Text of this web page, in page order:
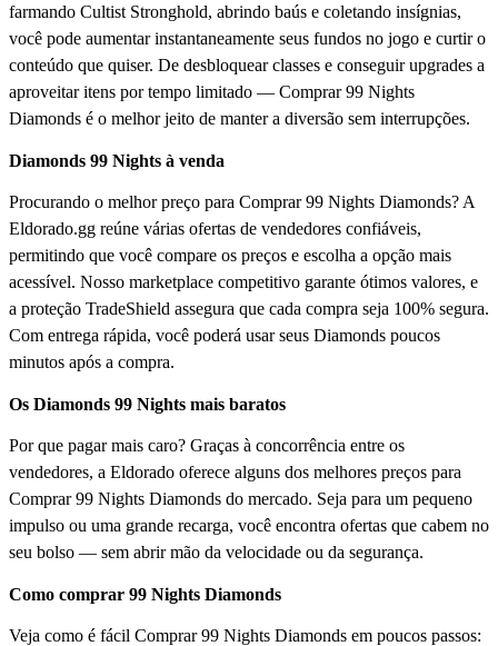
farmando Cultist Stronghold, abrindo baús e coletando insígnias,
você pode aumentar instantaneamente seus fundos no jogo e curtir o
conteúdo que quiser. De desbloquear classes e conseguir upgrades a
aproveitar itens por tempo limitado — Comprar 99 Nights
Diamonds é o melhor jeito de manter a diversão sem interrupções.
Diamonds 99 Nights à venda
Procurando o melhor preço para Comprar 99 Nights Diamonds? A
Eldorado.gg reúne várias ofertas de vendedores confiáveis,
permitindo que você compare os preços e escolha a opção mais
acessível. Nosso marketplace competitivo garante ótimos valores, e
a proteção TradeShield assegura que cada compra seja 100% segura.
Com entrega rápida, você poderá usar seus Diamonds poucos
minutos após a compra.
Os Diamonds 99 Nights mais baratos
Por que pagar mais caro? Graças à concorrência entre os
vendedores, a Eldorado oferece alguns dos melhores preços para
Comprar 99 Nights Diamonds do mercado. Seja para um pequeno
impulso ou uma grande recarga, você encontra ofertas que cabem no
seu bolso — sem abrir mão da velocidade ou da segurança.
Como comprar 99 Nights Diamonds
Veja como é fácil Comprar 99 Nights Diamonds em poucos passos: